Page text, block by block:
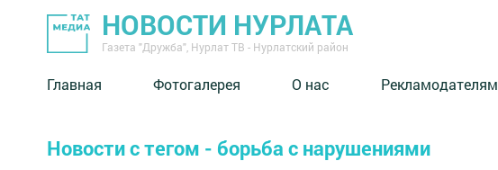
НОВОСТИ НУРЛАТА
Газета "Дружба", Нурлат ТВ - Нурлатский район
Главная Фотогалерея О нас Рекламодателям
Новости с тегом - борьба с нарушениями